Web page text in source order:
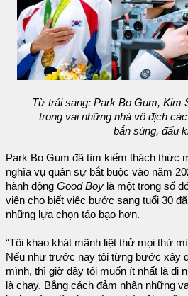
Từ trái sang: Park Bo Gum, Kim
trong vai những nhà vô địch
bắn súng, đấu
Park Bo Gum đã tìm kiếm thách thức
nghĩa vụ quân sự bắt buộc vào năm
hành động Good Boy là một trong số
viên cho biết việc bước sang tuổi 30
những lựa chọn táo bạo hơn.
“Tôi khao khát mãnh liệt thử mọi thứ
Nếu như trước nay tôi từng bước xây
mình, thì giờ đây tôi muốn ít nhất là đi
là chạy. Bằng cách đảm nhận những